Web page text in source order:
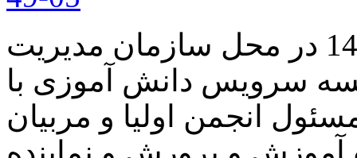
در روز چهارشنبه مورخ 1400/06/17 در محل سازمان مدیریت
سرویس دانش آموزی با
انجمن اولیا و مربیان